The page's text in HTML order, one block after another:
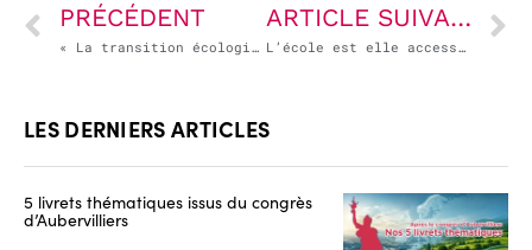
PRÉCÉDENT
« La transition écologique impose des choix cohérents au service d’un projet d’émancipation »
ARTICLE SUIVANT
L’école est elle accessible à tous ?
LES DERNIERS ARTICLES
5 livrets thématiques issus du congrès
d’Aubervilliers